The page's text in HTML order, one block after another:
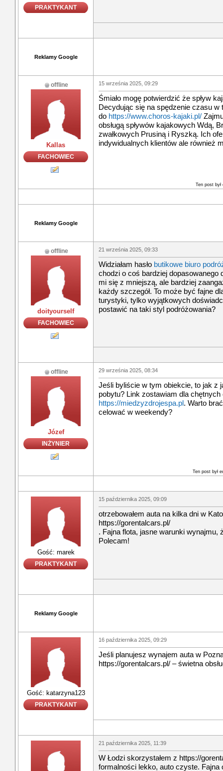
PRAKTYKANT
Reklamy Google
offline
Kallas
FACHOWIEC
15 września 2025, 09:29
Śmiało mogę potwierdzić że spływ
Decydując się na spędzenie czasu
do https://www.choros-kajaki.pl/
obsługą spływów kajakowych Wdą,
zwałkowych Prusiną i Ryszką. Ich
indywidualnych klientów ale również
Ten post
Reklamy Google
offline
doityourself
FACHOWIEC
21 września 2025, 09:33
Widziałam hasło butikowe biuro
chodzi o coś bardziej dopasowanego
mi się z mniejszą, ale bardziej
każdy szczegół. To może być fajne
turystyki, tylko wyjątkowych
postawić na taki styl podróżowania?
offline
Józef
INŻYNIER
29 września 2025, 08:34
Jeśli byliście w tym obiekcie, to jak z
pobytu? Link zostawiam dla
https://miedzyzdrojespa.pl. Warto
celować w weekendy?
Ten post był
Gość: marek
PRAKTYKANT
15 października 2025, 09:09
otrzebowałem auta na kilka dni w
https://gorentalcars.pl/
. Fajna flota, jasne warunki
Polecam!
Reklamy Google
Gość: katarzyna123
PRAKTYKANT
16 października 2025, 09:29
Jeśli planujesz wynajem auta w
https://gorentalcars.pl/ – świetna
21 października 2025, 11:39
W Łodzi skorzystałem z https://
formalności lekko, auto czyste.